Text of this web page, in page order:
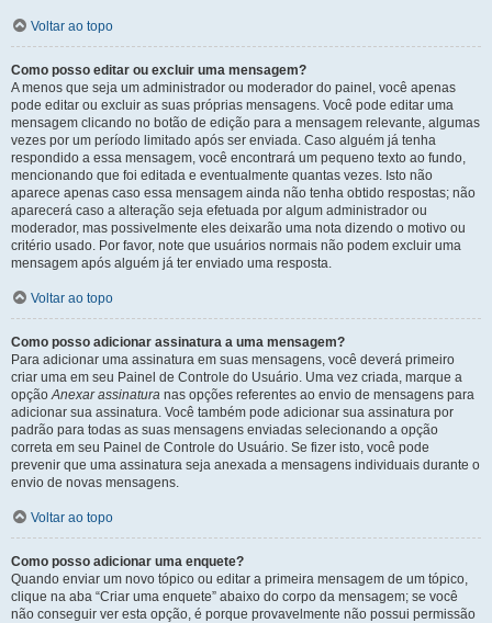
Voltar ao topo
Como posso editar ou excluir uma mensagem?
A menos que seja um administrador ou moderador do painel, você apenas
pode editar ou excluir as suas próprias mensagens. Você pode editar uma
mensagem clicando no botão de edição para a mensagem relevante, algumas
vezes por um período limitado após ser enviada. Caso alguém já tenha
respondido a essa mensagem, você encontrará um pequeno texto ao fundo,
mencionando que foi editada e eventualmente quantas vezes. Isto não
aparece apenas caso essa mensagem ainda não tenha obtido respostas; não
aparecerá caso a alteração seja efetuada por algum administrador ou
moderador, mas possivelmente eles deixarão uma nota dizendo o motivo ou
critério usado. Por favor, note que usuários normais não podem excluir uma
mensagem após alguém já ter enviado uma resposta.
Voltar ao topo
Como posso adicionar assinatura a uma mensagem?
Para adicionar uma assinatura em suas mensagens, você deverá primeiro
criar uma em seu Painel de Controle do Usuário. Uma vez criada, marque a
opçãoAnexar assinatura nas opções referentes ao envio de mensagens para
adicionar sua assinatura. Você também pode adicionar sua assinatura por
padrão para todas as suas mensagens enviadas selecionando a opção
correta em seu Painel de Controle do Usuário. Se fizer isto, você pode
prevenir que uma assinatura seja anexada a mensagens individuais durante o
envio de novas mensagens.
Voltar ao topo
Como posso adicionar uma enquete?
Quando enviar um novo tópico ou editar a primeira mensagem de um tópico,
clique na aba “Criar uma enquete” abaixo do corpo da mensagem; se você
não conseguir ver esta opção, é porque provavelmente não possui permissão